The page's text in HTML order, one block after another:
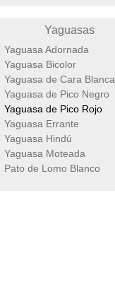
Yaguasas
Yaguasa Adornada
Yaguasa Bicolor
Yaguasa de Cara Blanca
Yaguasa de Pico Negro
Yaguasa de Pico Rojo
Yaguasa Errante
Yaguasa Hindú
Yaguasa Moteada
Pato de Lomo Blanco